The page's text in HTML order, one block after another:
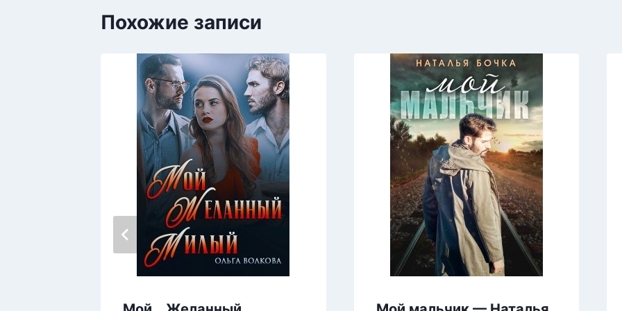
Похожие записи